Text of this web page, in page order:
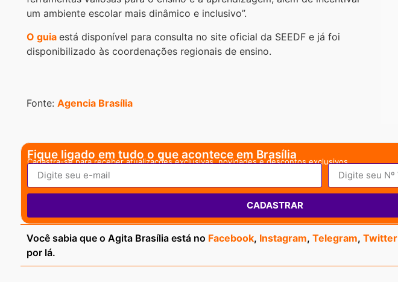
um ambiente escolar mais dinâmico e inclusivo”.
O guia está disponível para consulta no ​site oficial da SEEDF e já foi
disponibilizado às coordenações regionais de ensino.
Fonte: Agencia Brasília
Fique ligado em tudo o que acontece em Brasília
Cadastra-se para receber atualizações exclusivas, novidades e descontos exclusivos.
CADASTRAR
Você sabia que o Agita Brasília está no Facebook, Instagram, Telegram, Twitter
por lá.